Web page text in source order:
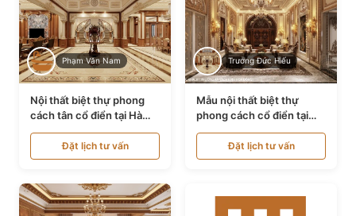
Phạm Văn Nam
Nội thất biệt thự phong
cách tân cổ điển tại Hà
Nội NT24405
Đặt lịch tư vấn
Trương Đức Hiếu
Mẫu nội thất biệt thự
phong cách cổ điển tại
Bình Dương NT24532
Đặt lịch tư vấn